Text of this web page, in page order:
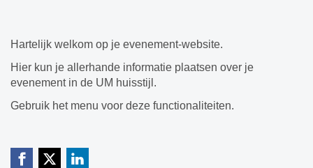
Hartelijk welkom op je evenement-website.
Hier kun je allerhande informatie plaatsen over je
evenement in de UM huisstijl.
Gebruik het menu voor deze functionaliteiten.